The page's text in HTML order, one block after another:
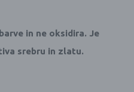
in ne oksidira. Je
srebru in zlatu.